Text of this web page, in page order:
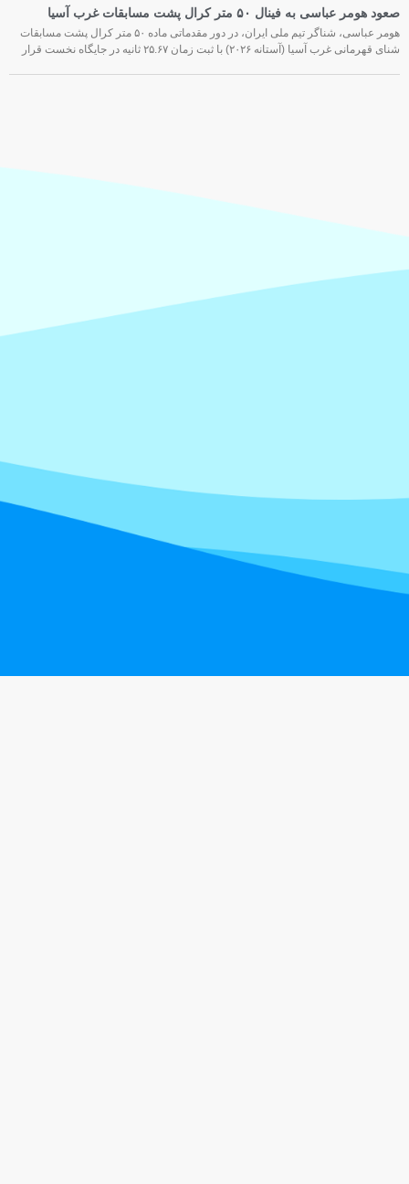
صعود هومر عباسی به فینال ۵۰ متر کرال پشت مسابقات غرب آسیا
هومر عباسی، شناگر تیم ملی ایران، در دور مقدماتی ماده ۵۰ متر کرال پشت مسابقات
شنای قهرمانی غرب آسیا (آستانه ۲۰۲۶) با ثبت زمان ۲۵.۶۷ ثانیه در جایگاه نخست قرار